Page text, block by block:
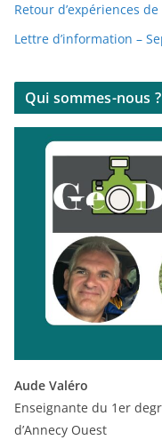
Retour d’expériences
Lettre d’information –
Qui sommes-nous ?
Aude Valéro
Enseignante du 1er
d’Annecy Ouest